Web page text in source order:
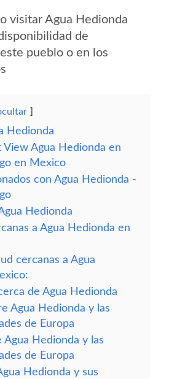
visitar Agua Hedionda
de
pueblo o en los
Hedionda
View Agua Hedionda en
en Mexico
con Agua Hedionda -
Hedionda
a Agua Hedionda en
cercanas a Agua
de Agua Hedionda
Agua Hedionda y las
de Europa
Agua Hedionda y las
de Europa
Hedionda y sus